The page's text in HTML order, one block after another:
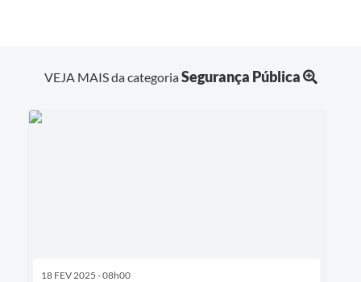
VEJA MAIS da categoriaSegurança Pública
18 FEV 2025 - 08h00